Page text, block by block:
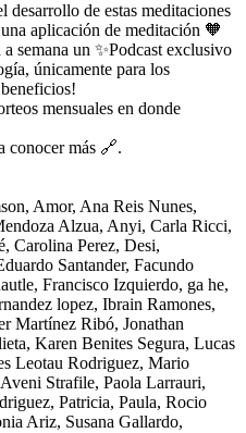
desarrollo de estas meditaciones
aplicación de meditación 🧡
semana un ✨Podcast exclusivo
únicamente para los
mensuales en donde
conocer más 🔗.⁠⁠⁠⁠⁠⁠⁠⁠⁠⁠⁠⁠⁠⁠⁠⁠⁠⁠⁠⁠⁠⁠⁠⁠⁠⁠⁠⁠⁠⁠⁠⁠⁠
Amor, Ana Reis Nunes,
Alzua, Anyi, Carla Ricci,
Carolina Perez, Desi,
Santander, Facundo
Francisco Izquierdo, ga he,
lopez, Ibrain Ramones,
Martínez Ribó, Jonathan
Karen Benites Segura, Lucas
Leotau Rodriguez, Mario
Strafile, Paola Larrauri,
Patricia, Paula, Rocio
Ariz, Susana Gallardo,